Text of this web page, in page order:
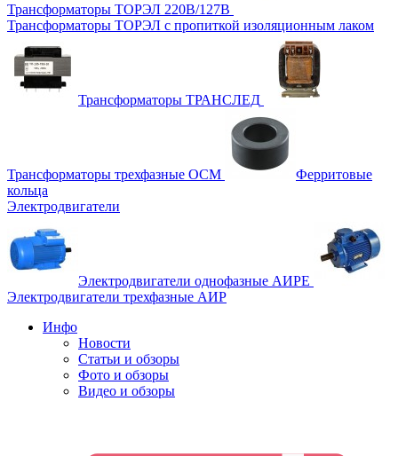
Трансформаторы ТОРЭЛ 220В/127В
Трансформаторы ТОРЭЛ с пропиткой изоляционным лаком
Трансформаторы ТРАНСЛЕД
Трансформаторы трехфазные ОСМ
Ферритовые
кольца
Электродвигатели
Электродвигатели однофазные АИРЕ
Электродвигатели трехфазные АИР
Инфо
Новости
Статьи и обзоры
Фото и обзоры
Видео и обзоры